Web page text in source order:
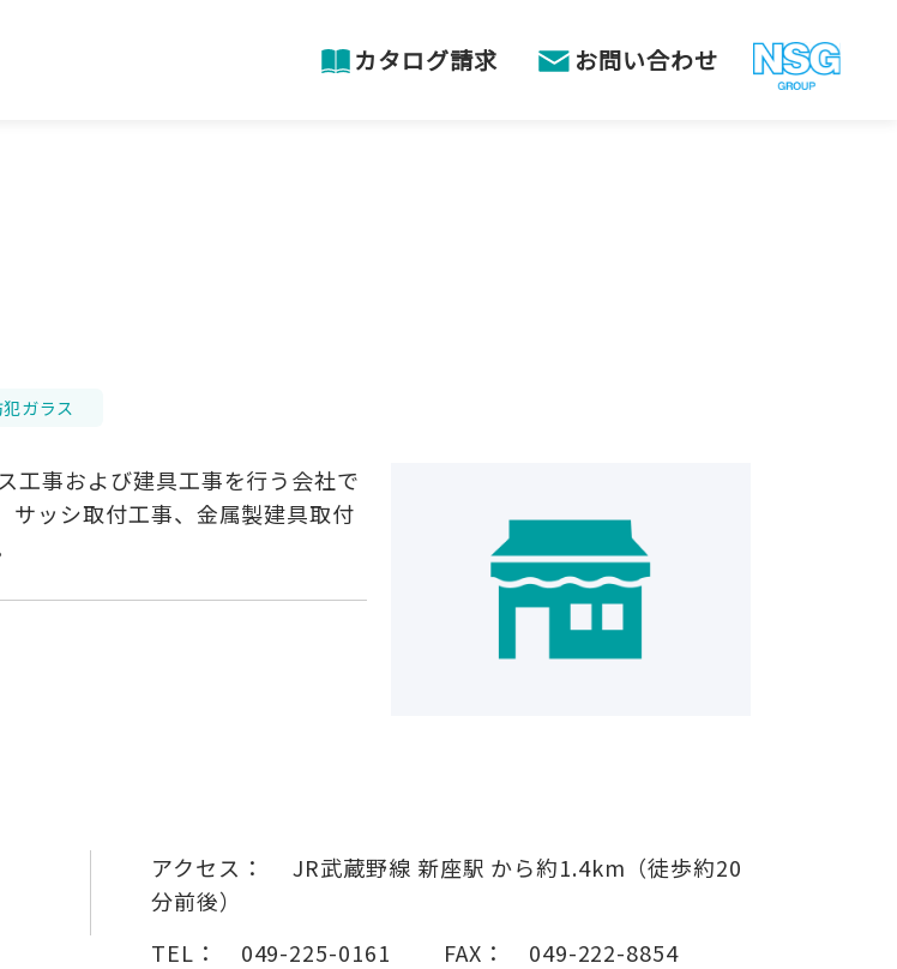
カタログ請求 お問い合わせ
ガラス
工事および建具工事を行う会社で
サッシ取付工事、金属製建具取付
アクセス：
JR武蔵野線 新座駅 から約1.4km（徒歩約20
分前後）
TEL：
049-225-0161 FAX：
049-222-8854